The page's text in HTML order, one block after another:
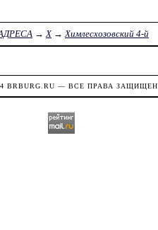
→Х→Химлесхозовский 4-й
BRBURG.RU — ВСЕ ПРАВА